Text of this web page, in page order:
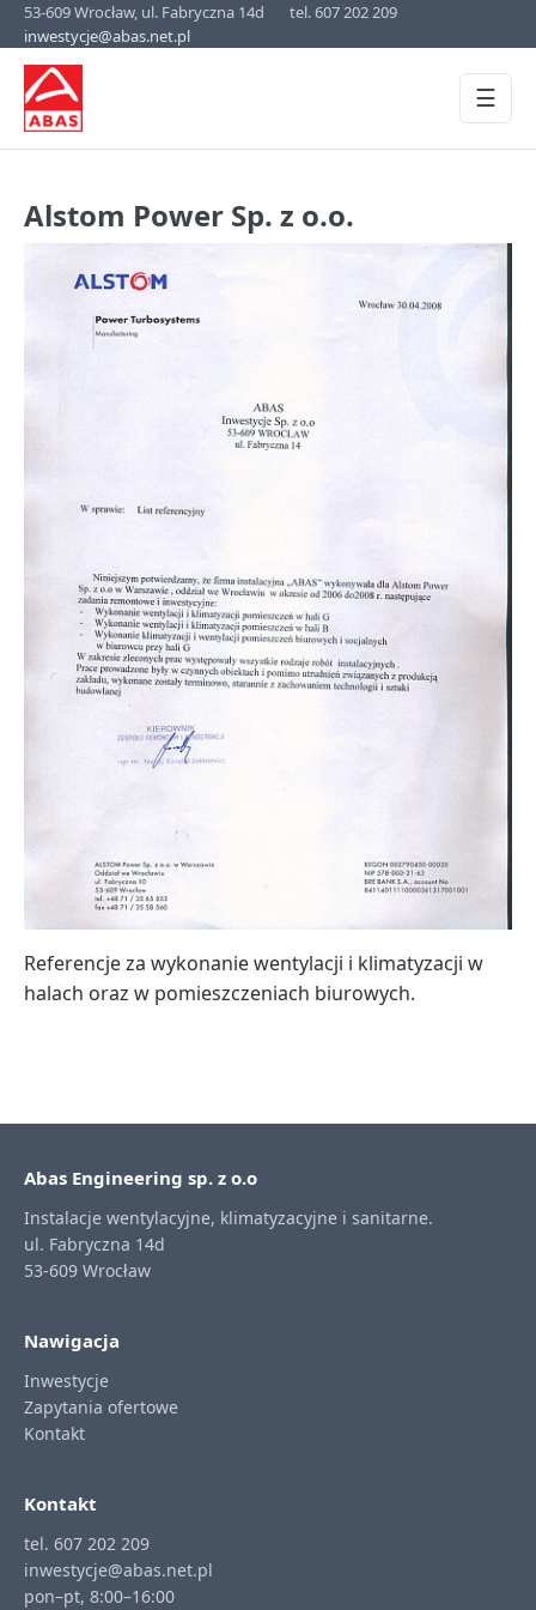
53-609 Wrocław, ul. Fabryczna 14d
tel. 607 202 209
inwestycje@abas.net.pl
☰
Alstom Power Sp. z o.o.
Referencje za wykonanie wentylacji i klimatyzacji w
halach oraz w pomieszczeniach biurowych.
Abas Engineering sp. z o.o
Instalacje wentylacyjne, klimatyzacyjne i sanitarne.
ul. Fabryczna 14d
53-609 Wrocław
Nawigacja
Inwestycje
Zapytania ofertowe
Kontakt
Kontakt
tel. 607 202 209
inwestycje@abas.net.pl
pon–pt, 8:00–16:00